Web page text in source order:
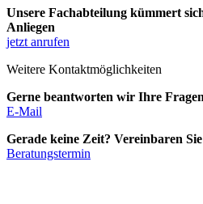
Unsere Fachabteilung kümmert
Anliegen
jetzt anrufen
Weitere Kontaktmöglichkeiten
Gerne beantworten wir Ihre
E-Mail
Gerade keine Zeit? Vereinbaren
Beratungstermin